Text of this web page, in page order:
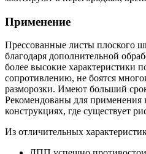
Применение
Прессованные листы плоского
благодаря дополнительной
более высокие характеристики
сопротивлению, не боятся
разморозки. Имеют больший
Рекомендованы для применения
конструкциях, где существует
Из отличительных